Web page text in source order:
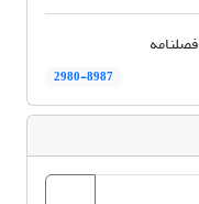
فصلنامه
2980-8987